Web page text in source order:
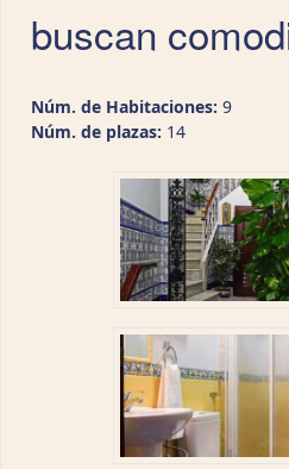
buscan
Núm. de Habitaciones: 9
Núm. de plazas: 14